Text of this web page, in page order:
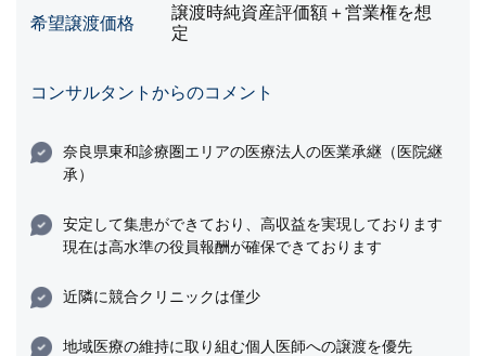
希望譲渡価格
譲渡時純資産評価額＋営業権を想
定
コンサルタントからのコメント
奈良県東和診療圏エリアの医療法人の医業承継（医院継
承）
安定して集患ができており、高収益を実現しております
現在は高水準の役員報酬が確保できております
近隣に競合クリニックは僅少
地域医療の維持に取り組む個人医師への譲渡を優先